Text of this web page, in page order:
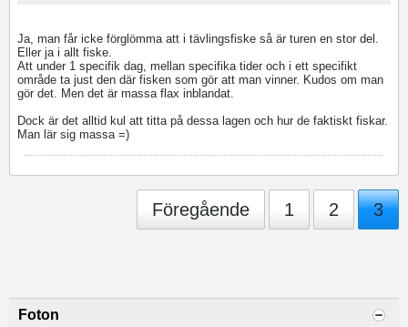
Ja, man får icke förglömma att i tävlingsfiske så är turen en stor del.
Eller ja i allt fiske.
Att under 1 specifik dag, mellan specifika tider och i ett specifikt
område ta just den där fisken som gör att man vinner. Kudos om man
gör det. Men det är massa flax inblandat.
Dock är det alltid kul att titta på dessa lagen och hur de faktiskt fiskar.
Man lär sig massa =)
Föregående 1 2 3
Foton